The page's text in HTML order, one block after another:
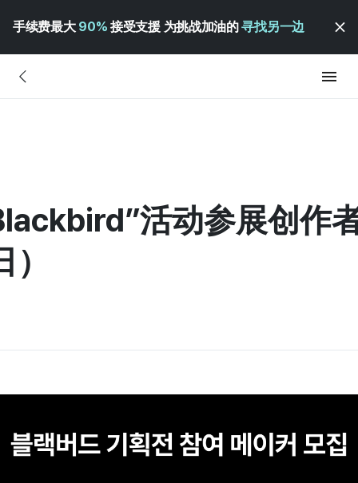
手续费最大 90% 接受支援 为挑战加油的寻找另一边
活动参展创作